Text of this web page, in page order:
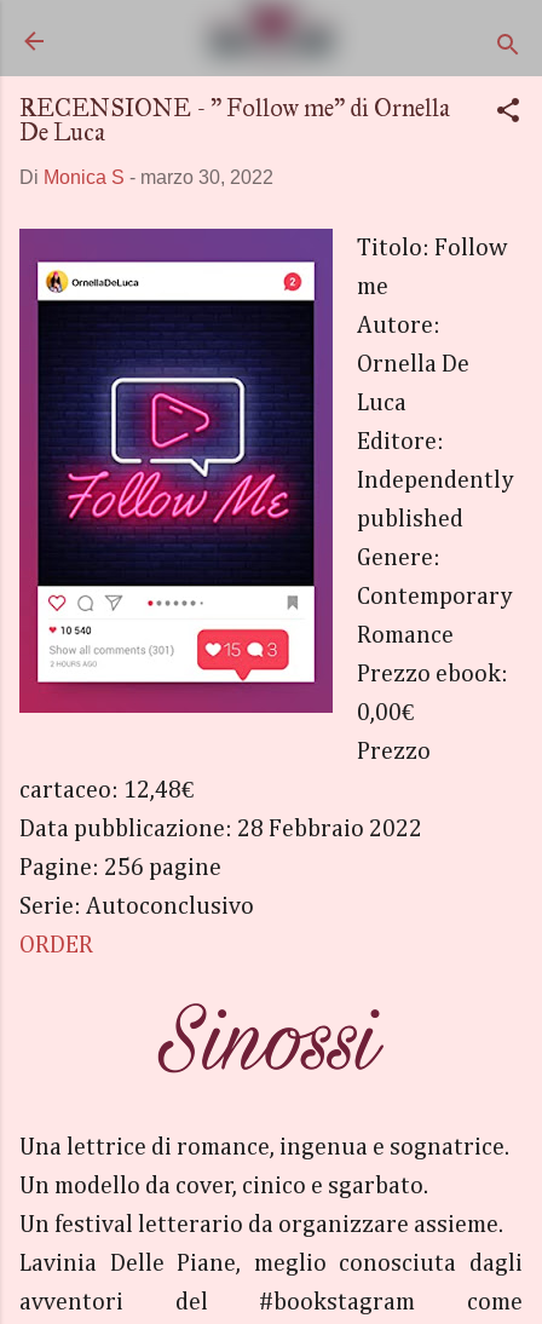
RECENSIONE - " Follow me" di Ornella
De Luca
Di Monica S - marzo 30, 2022
Titolo: Follow
me
Autore:
Ornella De
Luca
Editore:
Independently
published
Genere:
Contemporary
Romance
Prezzo ebook:
0,00€
Prezzo
cartaceo: 12,48€
Data pubblicazione: 28 Febbraio 2022
Pagine: 256 pagine
Serie: Autoconclusivo
ORDER
Una lettrice di romance, ingenua e sognatrice.
Un modello da cover, cinico e sgarbato.
Un festival letterario da organizzare assieme.
Lavinia Delle Piane, meglio conosciuta dagli
avventori del #bookstagram come